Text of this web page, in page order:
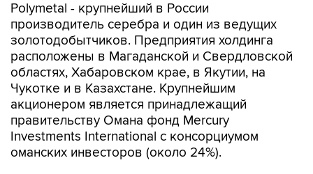
Polymetal - крупнейший в России
производитель серебра и один из ведущих
золотодобытчиков. Предприятия холдинга
расположены в Магаданской и Свердловской
областях, Хабаровском крае, в Якутии, на
Чукотке и в Казахстане. Крупнейшим
акционером является принадлежащий
правительству Омана фонд Mercury
Investments International с консорциумом
оманских инвесторов (около 24%).